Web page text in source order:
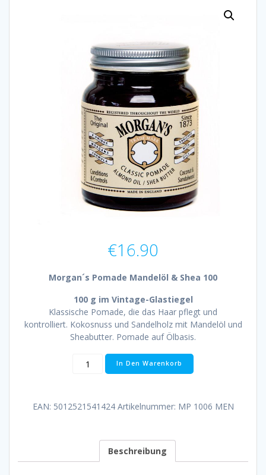
€16.90
Morgan´s Pomade Mandelöl & Shea 100
100 g im Vintage-Glastiegel
Klassische Pomade, die das Haar pflegt und
kontrolliert. Kokosnuss und Sandelholz mit Mandelöl und
Sheabutter. Pomade auf Ölbasis.
Morgan
&
Menge
In Den Warenkorb
EAN: 5012521541424 Artikelnummer: MP 1006 MEN
Beschreibung